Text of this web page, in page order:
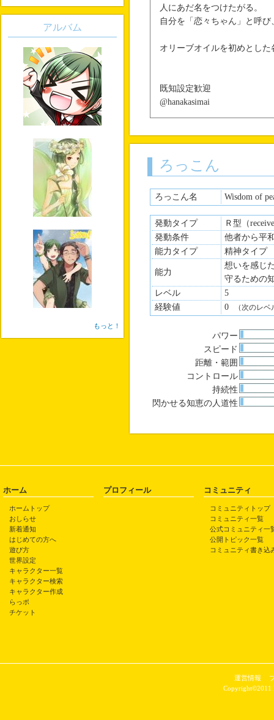
人にあだ名をつけたがる。
自分を「恋々ちゃん」と呼
オリーブオイルを初めとし
既知設定歓迎
@hanakasimai
という設定の「恋々ちゃん」
演じたり演じなかったりして
ろっこん
ろっこん名 Wisdom of
発動タイプ
Ｒ型（
発動条件
他者から平
能力タイプ
精神タイプ
能力
想いを感じ
守るための
レベル
5
経験値
0 （次のレ
パワー
スピード
距離・範囲
コントロール
持続性
閃かせる知恵の人道性
アルバム
もっと！
ホーム
ホームトップ
おしらせ
新着通知
はじめての方へ
遊び方
世界設定
キャラクター一覧
キャラクター検索
キャラクター作成
らっポ
チケット
プロフィール コミュニティ
コミュニティトップ
コミュニティ一覧
公式コミュニティ一
公開トピック一覧
コミュニティ書き込
運営情報
Copyright©2011